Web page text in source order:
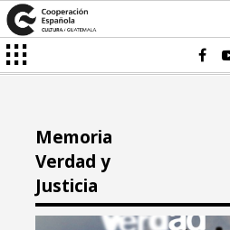
Memoria
Verdad y
Justicia